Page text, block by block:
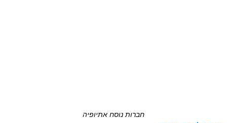
חברות נוסח אתיופיה